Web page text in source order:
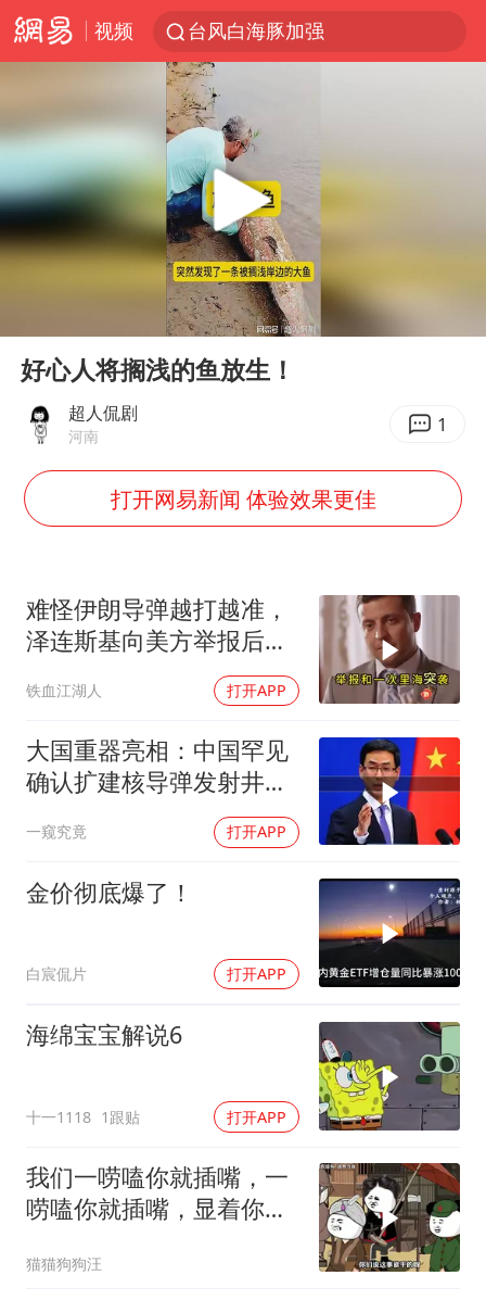
视频
台风白海豚加强
国防部回应日本试射“战斧”导弹
A股三大股指收涨
“立秋的第一杯奶茶”又爆单了
宇树科技中一签需缴款7.54万元
台湾海峡南口北上船舶实施交通管制
“新疆阿勒泰八月能滑雪”不实
向鹏0-3不敌张本智和
今日立秋你咬秋了吗
东方之约 相约未来
Play
好心人将搁浅的鱼放生！
超人侃剧
河南 1
打开网易新闻 体验效果更佳
难怪伊朗导弹越打越准，
泽连斯基向美方举报后，
铁血江湖人 打开APP
大国重器亮相：中国罕见
确认扩建核导弹发射井铸
一窥究竟 打开APP
金价彻底爆了！
白宸侃片 打开APP
海绵宝宝解说6
十一1118 1跟贴 打开APP
我们一唠嗑你就插嘴，一
唠嗑你就插嘴，显着你
猫猫狗狗汪